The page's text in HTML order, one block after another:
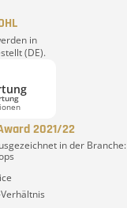
in
(DE).
2021/22
in der Branche: